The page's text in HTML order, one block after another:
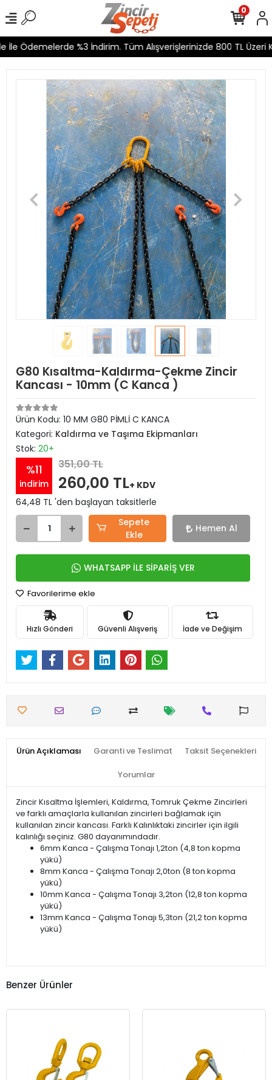
İle Ödemelerde %3 İndirim. Tüm Alışverişlerinizde 800 TL Üzeri
0
G80 Kısaltma-Kaldırma-Çekme Zincir
Kancası - 10mm (C Kanca )
Ürün Kodu: 10 MM G80 PİMLİ C KANCA
Kategori: Kaldırma ve Taşıma Ekipmanları
Stok: 20+
%11
indirim
351,00 TL
260,00 TL+ KDV
64,48 TL 'den başlayan taksitlerle
Sepete
Ekle
Hemen Al
WHATSAPP İLE SİPARİŞ VER
Favorilerime ekle
Hızlı Gönderi Güvenli Alışveriş İade ve Değişim
Ürün Açıklaması Garanti ve Teslimat Taksit Seçenekleri
Yorumlar
Zincir Kısaltma İşlemleri, Kaldırma, Tomruk Çekme Zincirleri
ve farklı amaçlarla kullanılan zincirleri bağlamak için
kullanılan zincir kancası. Farklı Kalınlıktaki zincirler için ilgili
kalınlığı seçiniz. G80 dayanımındadır.
6mm Kanca - Çalışma Tonajı 1,2ton (4,8 ton kopma
yükü)
8mm Kanca - Çalışma Tonajı 2,0ton (8 ton kopma
yükü)
10mm Kanca - Çalışma Tonajı 3,2ton (12,8 ton kopma
yükü)
13mm Kanca - Çalışma Tonajı 5,3ton (21,2 ton kopma
yükü)
Benzer Ürünler